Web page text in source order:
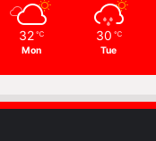
32 ℃
Mon
30 ℃
Tue